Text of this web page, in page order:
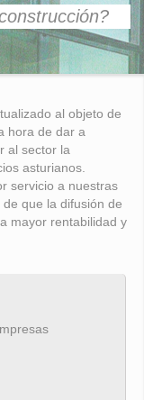
al objeto de
hora de dar a
al sector la
asturianos.
servicio a nuestras
que la difusión de
mayor rentabilidad y